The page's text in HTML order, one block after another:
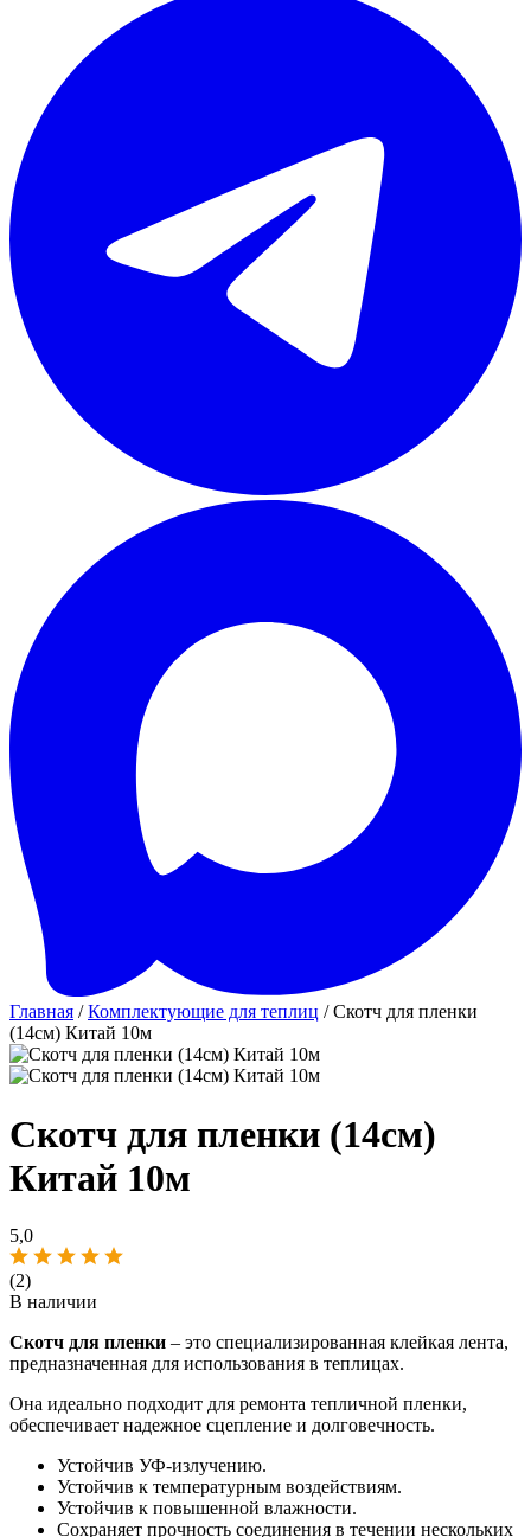
Главная /Комплектующие для теплиц / Скотч для пленки
(14см) Китай 10м
Скотч для пленки (14см)
Китай 10м
5,0
(2)
В наличии
Скотч для пленки – это специализированная клейкая лента,
предназначенная для использования в теплицах.
Она идеально подходит для ремонта тепличной пленки,
обеспечивает надежное сцепление и долговечность.
Устойчив УФ-излучению.
Устойчив к температурным воздействиям.
Устойчив к повышенной влажности.
Сохраняет прочность соединения в течении нескольких